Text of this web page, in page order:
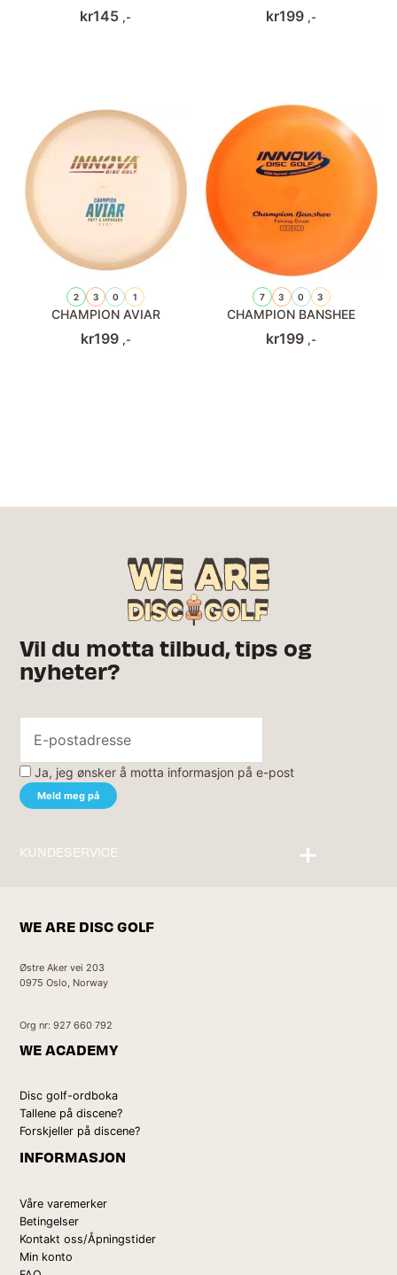
kr145 ,- kr199 ,-
2 3 0 1
CHAMPION AVIAR
kr199 ,-
7 3 0 3
CHAMPION BANSHEE
kr199 ,-
Vil du motta tilbud, tips og
nyheter?
Ja, jeg ønsker å motta informasjon på e-post
KUNDESERVICE
WE ARE DISC GOLF
Østre Aker vei 203
0975 Oslo, Norway
Org nr: 927 660 792
WE ACADEMY
Disc golf-ordboka
Tallene på discene?
Forskjeller på discene?
INFORMASJON
Våre varemerker
Betingelser
Kontakt oss/Åpningstider
Min konto